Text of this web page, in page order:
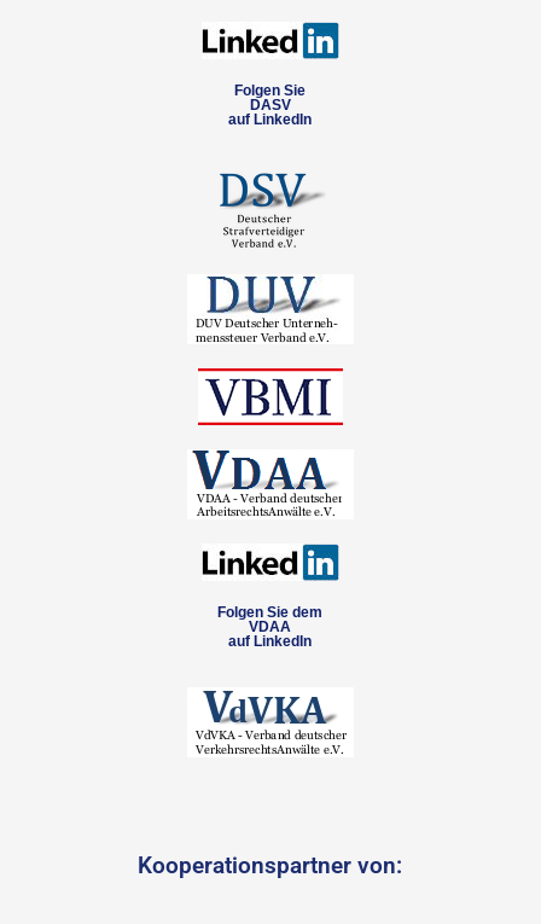
Folgen Sie
DASV
auf LinkedIn
Folgen Sie dem
VDAA
auf LinkedIn
Kooperationspartner von: